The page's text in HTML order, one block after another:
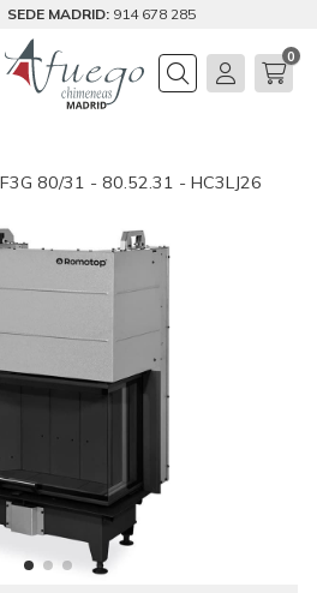
SEDE MADRID: 914 678 285
Buscar
0
80/31 - 80.52.31 - HC3LJ26